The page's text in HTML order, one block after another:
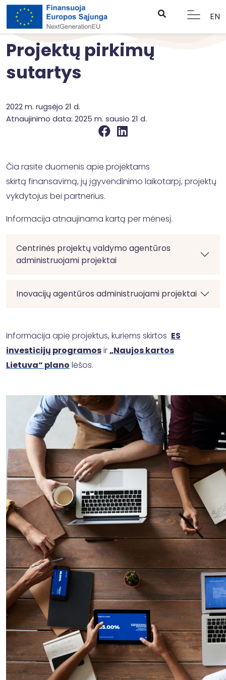
EN
Projektų pirkimų
sutartys
2022 m. rugsėjo 21 d.
Atnaujinimo data: 2025 m. sausio 21 d.
Čia rasite duomenis apie projektams
skirtą finansavimą, jų įgyvendinimo laikotarpį, projektų
vykdytojus bei partnerius.
Informacija atnaujinama kartą per mėnesį.
Centrinės projektų valdymo agentūros
administruojami projektai
Inovacijų agentūros administruojami projektai
Informacija apie projektus, kuriems skirtos ES
investicijų programosir„Naujos kartos
Lietuva“ plano lėšos.